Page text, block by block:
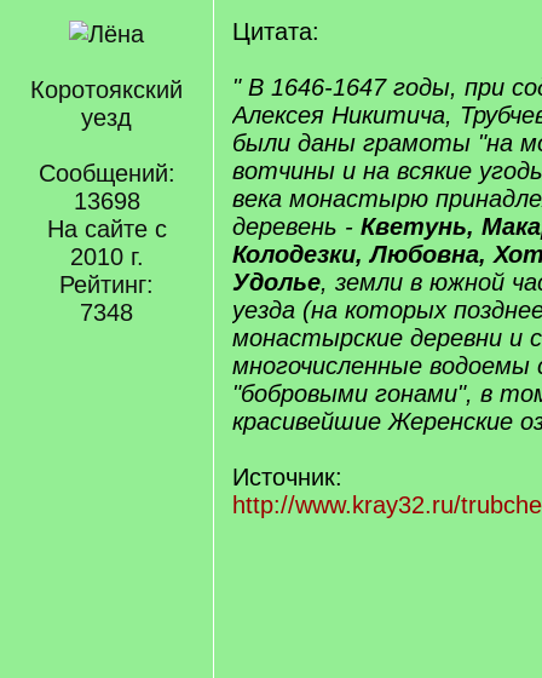
Коротоякский
уезд
Сообщений:
13698
На сайте с
2010 г.
Рейтинг:
7348
Цитата:
" В 1646-1647 годы, при
Алексея Никитича,
были даны грамоты "на
вотчины и на всякие
века монастырю
деревень - Кветунь,
Колодезки, Любовна,
Удолье, земли в южной
уезда (на которых
монастырские деревни и
многочисленные водоемы
"бобровыми гонами", в
красивейшие Жеренские
Источник:
http://www.kray32.ru/